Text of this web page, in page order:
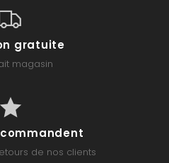
gratuite
magasin
de nos clients